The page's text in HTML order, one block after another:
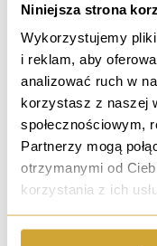
Niniejsza strona
Wykorzystujemy
i reklam, aby
analizować ruch w
korzystasz z naszej
społecznościowym,
Partnerzy mogą
otrzymanymi od
korzystania z ich
10 min do rynku -
ul. Legnicka,
679 000 PLN
17 410,26 PLN / m²